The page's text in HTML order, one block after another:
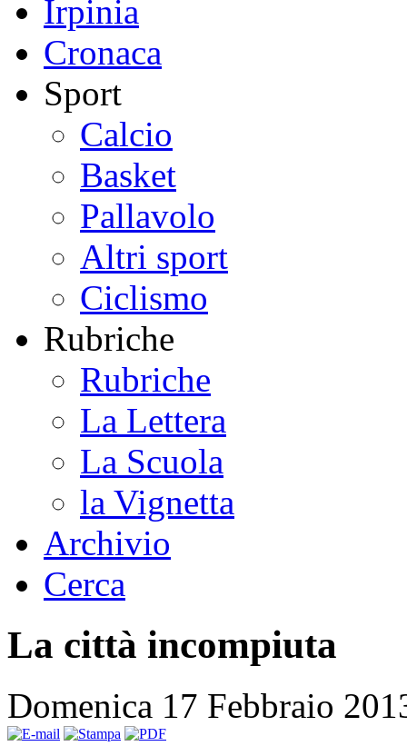
Irpinia
Cronaca
Sport
Calcio
Basket
Pallavolo
Altri sport
Ciclismo
Rubriche
Rubriche
La Lettera
La Scuola
la Vignetta
Archivio
Cerca
La città incompiuta
Domenica 17 Febbraio